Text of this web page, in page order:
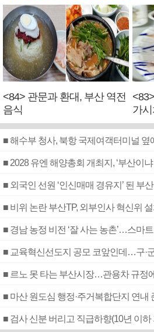
<84> 관문과 환대, 부산 역전
음식
가시
■ 해수부 청사, 북항 국제여객터미널 옆
■ 2028 유엔 해양총회 개최지, ‘부산이
■ 외국인 선원 ‘인신매매 경유지’ 된 부
■ 비위 논란 부산TP, 외부인사 혁신위 설
■ 경남 농정 비전 ‘잘 사는 농촌’…스마
■ 교육혁신선도지 공모 코앞인데…구·
■ 르노 못 타는 부산시장…관용차 규정
■ 마산 원도심 행정·주거복합단지 연내